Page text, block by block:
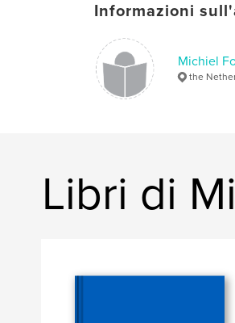
Informazioni
Michiel
the
Libri di